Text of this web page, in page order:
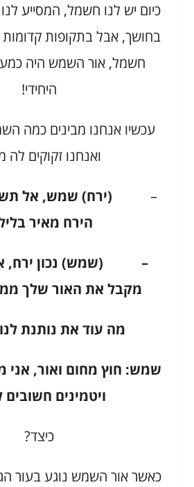
כיום יש לנו חשמל, המסייע
בחושך, אבל בתקופות קדומות
חשמל, אור השמש היה
היחידי!
עכשיו אנחנו מבינים כמה
ואנחנו זקוקים לה
– (ירח) שמש, אל
הירח מאיר
– (שמש) נכון ירח,
מקבל את האור שלך
מה עוד את נותנת
שמש: חוץ מחום ואור, אני
ויטמינים חשובים
כיצד?
כאשר אור השמש נוגע בעור